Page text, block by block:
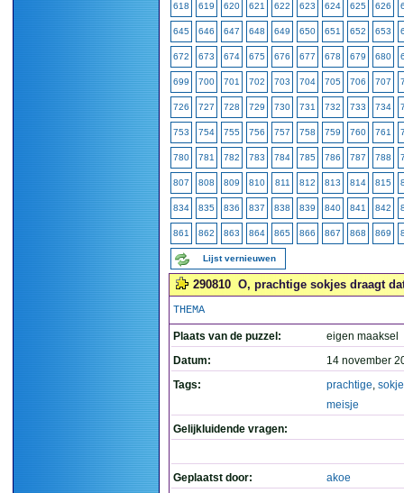
618 619 620 621 622 623 624 625 626
645 646 647 648 649 650 651 652 653
672 673 674 675 676 677 678 679 680
699 700 701 702 703 704 705 706 707
726 727 728 729 730 731 732 733 734
753 754 755 756 757 758 759 760 761
780 781 782 783 784 785 786 787 788
807 808 809 810 811 812 813 814 815
834 835 836 837 838 839 840 841 842
861 862 863 864 865 866 867 868 869
Lijst vernieuwen
290810 O, prachtige sokjes draagt
THEMA
Plaats van de puzzel:
eigen maaksel
Datum:
14 november
Tags:
prachtige,
meisje
Gelijkluidende vragen:
Geplaatst door: akoe